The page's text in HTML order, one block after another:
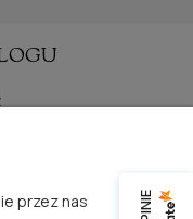
przez nas